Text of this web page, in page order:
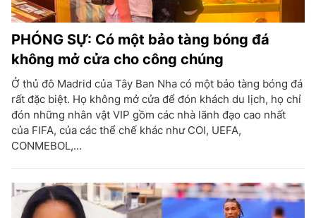
PHÓNG SỰ: Có một bảo tàng bóng đá
không mở cửa cho công chúng
Ở thủ đô Madrid của Tây Ban Nha có một bảo tàng bóng đá
rất đặc biệt. Họ không mở cửa để đón khách du lịch, họ chỉ
đón những nhân vật VIP gồm các nhà lãnh đạo cao nhất
của FIFA, của các thể chế khác như COI, UEFA,
CONMEBOL,...